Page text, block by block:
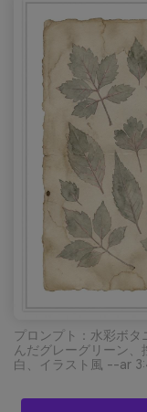
プロンプト：水彩ボタ
んだグレーグリーン
白、イラスト風 --ar